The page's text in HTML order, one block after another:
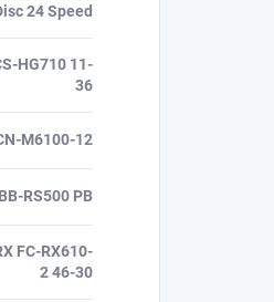
24 Speed
HG710 11-
36
M6100-12
RS500 PB
FC-RX610-
2 46-30